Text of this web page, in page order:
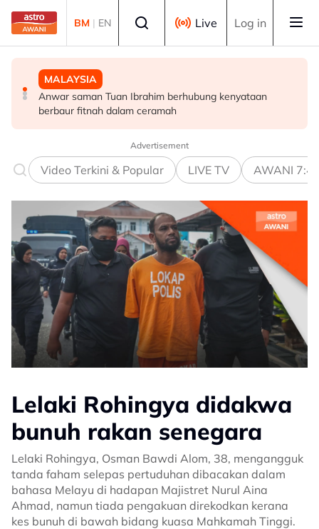
Skip to main content
BM | EN Live Log in
MALAYSIA
Anwar saman Tuan Ibrahim berhubung kenyataan
berbaur fitnah dalam ceramah
DUNIA
Australia siasat insiden kedua pesawat nyaris
bertembung di Sydney dalam tempoh dua minggu
BISNES
Ringgit kekal ditutup kukuh berbanding dolar AS
Advertisement
Video Terkini & Popular LIVE TV AWANI
Lelaki Rohingya didakwa
bunuh rakan senegara
Lelaki Rohingya, Osman Bawdi Alom, 38, mengangguk
tanda faham selepas pertuduhan dibacakan dalam
bahasa Melayu di hadapan Majistret Nurul Aina
Ahmad, namun tiada pengakuan direkodkan kerana
kes bunuh di bawah bidang kuasa Mahkamah Tinggi.